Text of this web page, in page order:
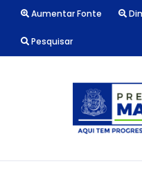
Aumentar Fonte
Pesquisar